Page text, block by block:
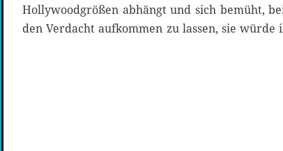
Hollywoodgrößen abhängt und sich bemüht,
den Verdacht aufkommen zu lassen, sie